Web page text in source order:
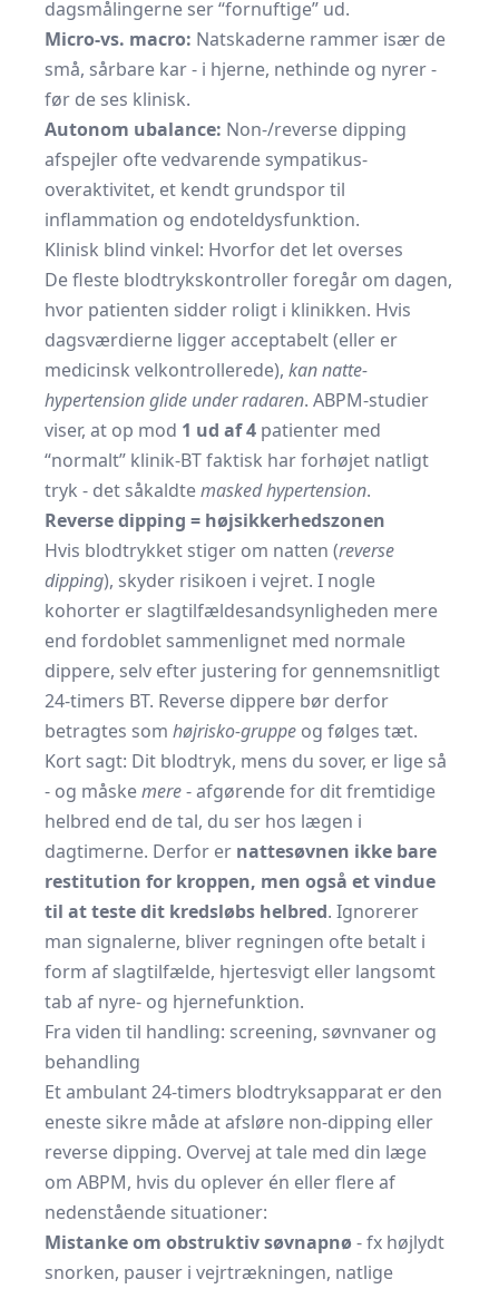
dagsmålingerne ser “fornuftige” ud.
Micro-vs. macro: Natskaderne rammer især de
små, sårbare kar - i hjerne, nethinde og nyrer -
før de ses klinisk.
Autonom ubalance: Non-/reverse dipping
afspejler ofte vedvarende sympatikus-
overaktivitet, et kendt grundspor til
inflammation og endoteldysfunktion.
Klinisk blind vinkel: Hvorfor det let overses
De fleste blodtrykskontroller foregår om dagen,
hvor patienten sidder roligt i klinikken. Hvis
dagsværdierne ligger acceptabelt (eller er
medicinsk velkontrollerede), kan natte-
hypertension glide under radaren. ABPM-studier
viser, at op mod 1 ud af 4 patienter med
“normalt” klinik-BT faktisk har forhøjet natligt
tryk - det såkaldtemasked hypertension.
Reverse dipping = højsikkerhedszonen
Hvis blodtrykket stiger om natten (reverse
dipping), skyder risikoen i vejret. I nogle
kohorter er slagtilfældesandsynligheden mere
end fordoblet sammenlignet med normale
dippere, selv efter justering for gennemsnitligt
24-timers BT. Reverse dippere bør derfor
betragtes som højrisko-gruppe og følges tæt.
Kort sagt: Dit blodtryk, mens du sover, er lige så
- og måskemere- afgørende for dit fremtidige
helbred end de tal, du ser hos lægen i
dagtimerne. Derfor er nattesøvnen ikke bare
restitution for kroppen, men også et vindue
til at teste dit kredsløbs helbred. Ignorerer
man signalerne, bliver regningen ofte betalt i
form af slagtilfælde, hjertesvigt eller langsomt
tab af nyre- og hjernefunktion.
Fra viden til handling: screening, søvnvaner og
behandling
Et ambulant 24-timers blodtryksapparat er den
eneste sikre måde at afsløre non-dipping eller
reverse dipping. Overvej at tale med din læge
om ABPM, hvis du oplever én eller flere af
nedenstående situationer:
Mistanke om obstruktiv søvnapnø- fx højlydt
snorken, pauser i vejrtrækningen, natlige